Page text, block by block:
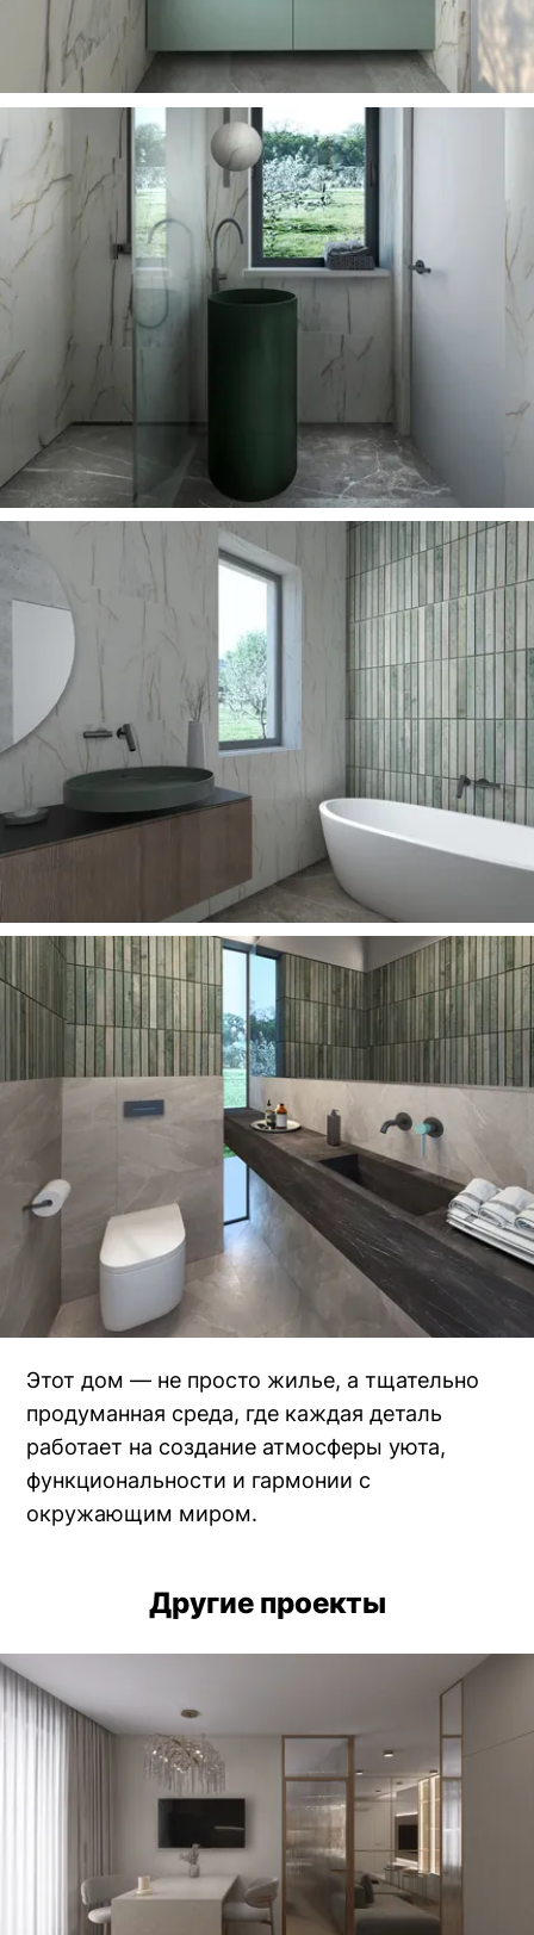
Этот дом — не просто жилье, а тщательно
продуманная среда, где каждая деталь
работает на создание атмосферы уюта,
функциональности и гармонии с
окружающим миром.
Другие проекты